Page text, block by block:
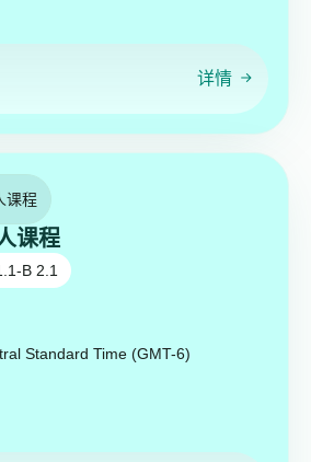
详情
课程
课程
B 2.1
Standard Time (GMT-6)